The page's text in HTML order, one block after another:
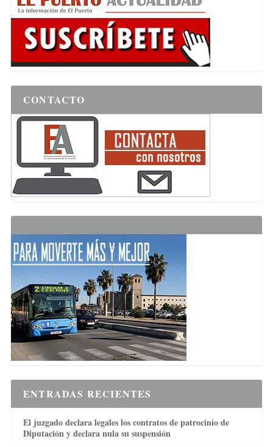
CONTACTO
ENTRADAS RECIENTES
El juzgado declara legales los contratos de patrocinio de
Diputación y declara nula su suspensión